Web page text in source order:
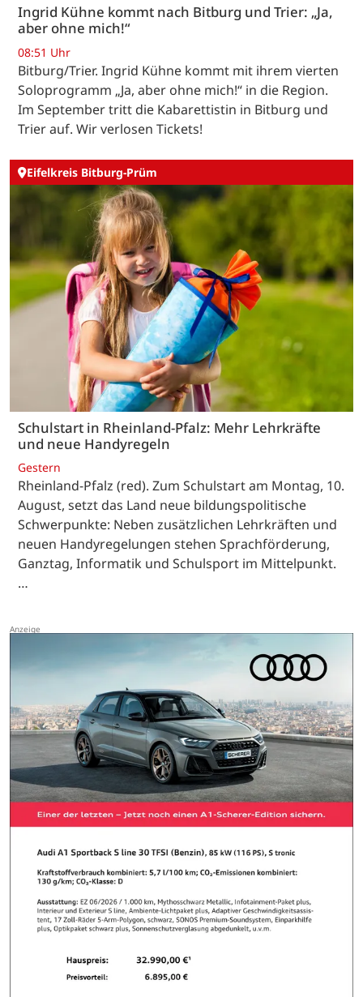
Ingrid Kühne kommt nach Bitburg und Trier: „Ja,
aber ohne mich!“
08:51 Uhr
Bitburg/Trier. Ingrid Kühne kommt mit ihrem vierten
Soloprogramm „Ja, aber ohne mich!“ in die Region.
Im September tritt die Kabarettistin in Bitburg und
Trier auf. Wir verlosen Tickets!
Eifelkreis Bitburg-Prüm
Schulstart in Rheinland-Pfalz: Mehr Lehrkräfte
und neue Handyregeln
Gestern
Rheinland-Pfalz (red). Zum Schulstart am Montag, 10.
August, setzt das Land neue bildungspolitische
Schwerpunkte: Neben zusätzlichen Lehrkräften und
neuen Handyregelungen stehen Sprachförderung,
Ganztag, Informatik und Schulsport im Mittelpunkt.
…